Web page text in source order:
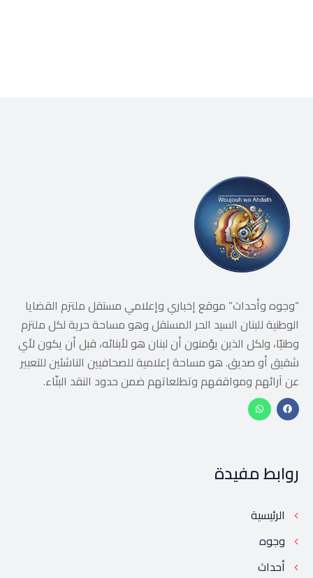
“وجوه وأحداث” موقع إخباري وإعلامي مستقل ملتزم القضايا
الوطنية للبنان السيد الحر المستقل وهو مساحة حرية لكل ملتزم
وطنيًا، ولكل الذين يؤمنون أن لبنان هو لأبنائه، قبل أن يكون لأي
شقيق أو صديق. هو مساحة إعلامية للصحافيين الناشئين للتعبير
عن آرائهم ومواقفهم وتطلعاتهم ضمن حدود النقد البنّاء.
روابط مفيدة
الرئيسية
وجوه
أحداث